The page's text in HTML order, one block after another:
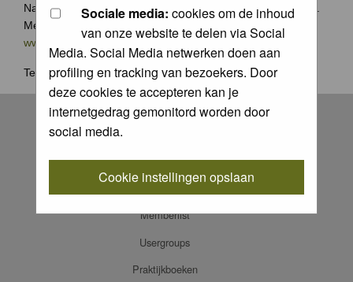
Sociale media: cookies om de inhoud
van onze website te delen via Social
Media. Social Media netwerken doen aan
profiling en tracking van bezoekers. Door
deze cookies te accepteren kan je
internetgedrag gemonitord worden door
social media.
Cookie instellingen opslaan
Natuurfotografie.nl vaak photochallenges met leuke prijzen.
Meer weten? Ga naar
www.natuurfotografie.nl/rubrieken/photo-challenge/
Terug naarhome.
Register
FAQ
Memberlist
Usergroups
Praktijkboeken